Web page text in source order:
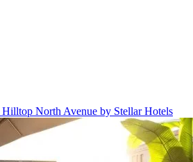
Hilltop North Avenue by Stellar Hotels